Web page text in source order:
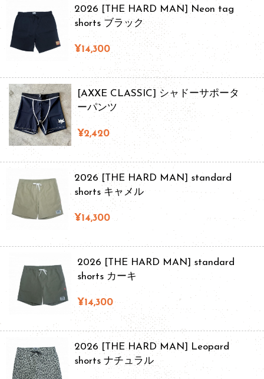
2026 [THE HARD MAN] Neon tag
shorts ブラック
¥14,300
[AXXE CLASSIC] シャドーサポータ
ーパンツ
¥2,420
2026 [THE HARD MAN] standard
shorts キャメル
¥14,300
2026 [THE HARD MAN] standard
shorts カーキ
¥14,300
2026 [THE HARD MAN] Leopard
shorts ナチュラル